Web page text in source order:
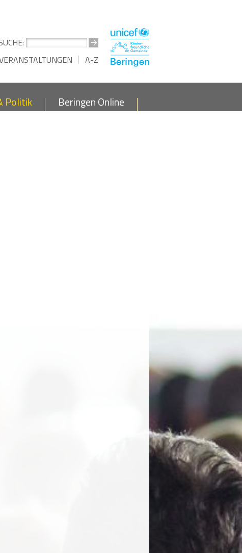
A-Z
Politik Beringen Online